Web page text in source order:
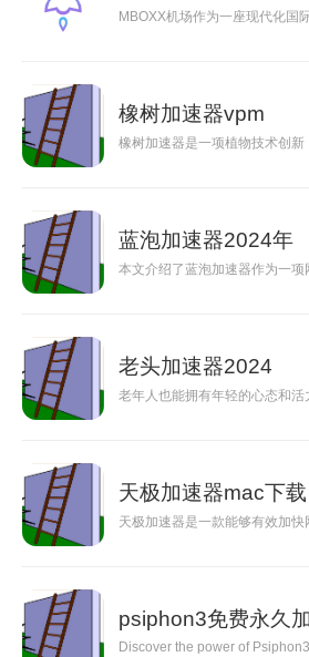
MBOXX机场作为一座现代化国
橡树加速器vpm
橡树加速器是一项植物技术创
蓝泡加速器2024年
本文介绍了蓝泡加速器作为一
老头加速器2024
老年人也能拥有年轻的心态和
天极加速器mac下载
天极加速器是一款能够有效加
psiphon3免费永久
Discover the power of